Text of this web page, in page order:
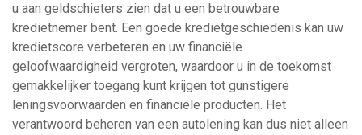
u aan geldschieters zien dat u een betrouwbare
kredietnemer bent. Een goede kredietgeschiedenis kan uw
kredietscore verbeteren en uw financiële
geloofwaardigheid vergroten, waardoor u in de toekomst
gemakkelijker toegang kunt krijgen tot gunstigere
leningsvoorwaarden en financiële producten. Het
verantwoord beheren van een autolening kan dus niet alleen